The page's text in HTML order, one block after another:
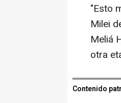
"Esto
Milei
Meliá
otra
Contenido